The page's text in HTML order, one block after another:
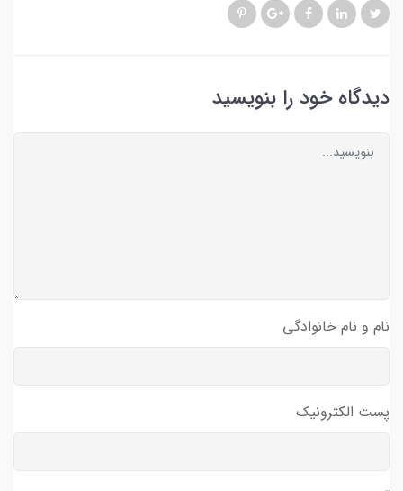
دیدگاه خود را بنویسید
نام و نام خانوادگی
پست الکترونیک